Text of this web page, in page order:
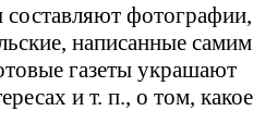
составляют фотографии,
написанные самим
газеты украшают
и т. п., о том, какое